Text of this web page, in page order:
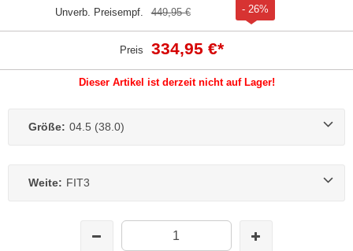
Unverb. Preisempf. 449,95 € - 26%
Preis 334,95 €*
Dieser Artikel ist derzeit nicht auf Lager!
Größe: 04.5 (38.0)
Weite: FIT3